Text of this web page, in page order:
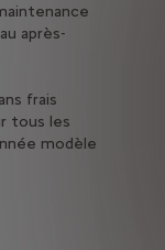
après-
frais
tous les
modèle